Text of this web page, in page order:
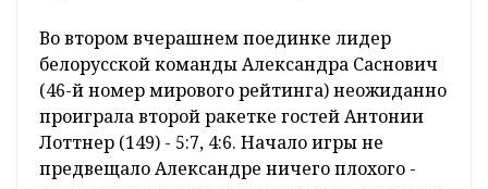
Во втором вчерашнем поединке лидер
белорусской команды Александра Саснович
(46-й номер мирового рейтинга) неожиданно
проиграла второй ракетке гостей Антонии
Лоттнер (149) - 5:7, 4:6. Начало игры не
предвещало Александре ничего плохого -